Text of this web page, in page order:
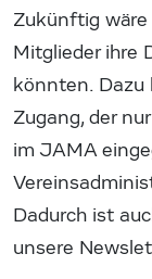
Zukünftig
Mitglieder ihre
könnten. Dazu
Zugang, der
im JAMA
Dadurch ist
unsere